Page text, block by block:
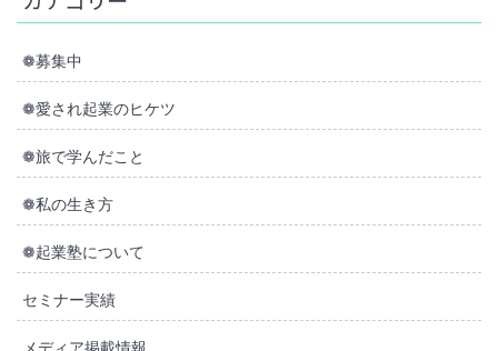
❁募集中
❁愛され起業のヒケツ
❁旅で学んだこと
❁私の生き方
❁起業塾について
セミナー実績
メディア掲載情報